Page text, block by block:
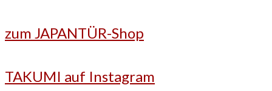
zum JAPANTÜR-Shop
TAKUMI auf Instagram